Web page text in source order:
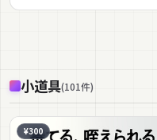
小道具(101件)
¥300